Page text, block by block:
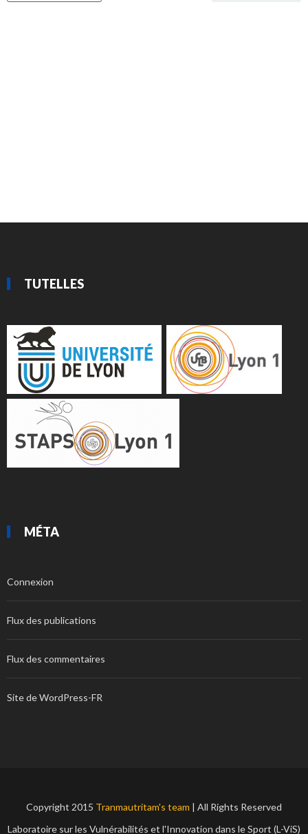
TUTELLES
MÉTA
Connexion
Flux des publications
Flux des commentaires
Site de WordPress-FR
Copyright 2015 Tranmautritam's team | All Rights Reserved
Laboratoire sur les Vulnérabilités et l'Innovation dans le Sport (L-ViS)